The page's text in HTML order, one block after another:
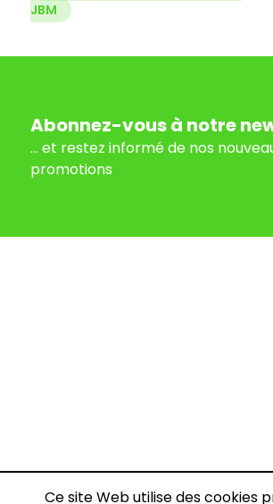
JBM
Abonnez-vous à notre
... et restez informé de nos
promotions
Ce site Web utilise des cookies